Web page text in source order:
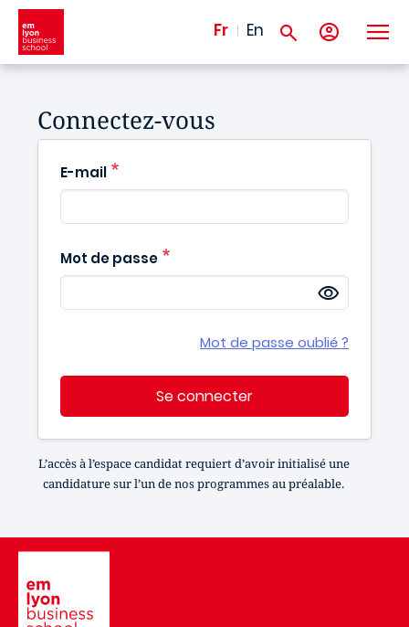
Aller au contenu principal
Fr En
Connectez-vous
E-mail
Mot de passe
Mot de passe oublié ?
Se connecter
L’accès à l’espace candidat requiert d’avoir initialisé une
candidature sur l’un de nos programmes au préalable.